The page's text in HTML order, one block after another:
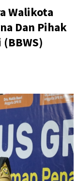
Walikota
Dan Pihak